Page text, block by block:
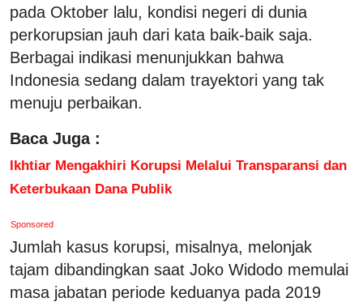
pada Oktober lalu, kondisi negeri di dunia
perkorupsian jauh dari kata baik-baik saja.
Berbagai indikasi menunjukkan bahwa
Indonesia sedang dalam trayektori yang tak
menuju perbaikan.
Baca Juga :
Ikhtiar Mengakhiri Korupsi Melalui Transparansi dan
Keterbukaan Dana Publik
Sponsored
Jumlah kasus korupsi, misalnya, melonjak
tajam dibandingkan saat Joko Widodo memulai
masa jabatan periode keduanya pada 2019